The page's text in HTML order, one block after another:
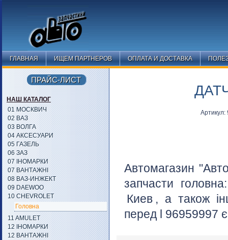
ГЛАВНАЯ ИЩЕМ ПАРТНЕРОВ ОПЛАТА И ДОСТАВКА
Автомагазин
запчасти
Киев , а також
перед l 96959997 є
ПРАЙС-ЛИСТ
НАШ КАТАЛОГ
01 МОСКВИЧ
02 ВАЗ
03 ВОЛГА
04 АКСЕСУАРИ
05 ГАЗЕЛЬ
06 ЗАЗ
07 ІНОМАРКИ
07 ВАНТАЖНІ
08 ВАЗ-ИНЖЕКТ
09 DAEWOO
10 CHEVROLET
Головна
11 AMULET
12 ІНОМАРКИ
12 ВАНТАЖНІ